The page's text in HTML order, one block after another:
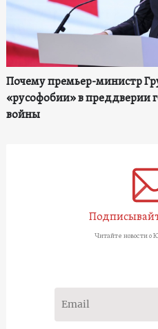
Почему премьер-министр
«русофобии» в преддверии
войны
Читайте новости о